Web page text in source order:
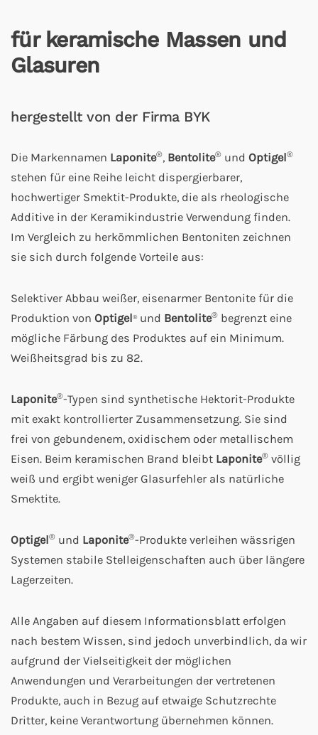
für keramische Massen und
Glasuren
hergestellt von der Firma BYK
Die Markennamen Laponite®, Bentolite® und Optigel®
stehen für eine Reihe leicht dispergierbarer,
hochwertiger Smektit-Produkte, die als rheologische
Additive in der Keramikindustrie Verwendung finden.
Im Vergleich zu herkömmlichen Bentoniten zeichnen
sie sich durch folgende Vorteile aus:
Selektiver Abbau weißer, eisenarmer Bentonite für die
Produktion von Optigel® und Bentolite® begrenzt eine
mögliche Färbung des Produktes auf ein Minimum.
Weißheitsgrad bis zu 82.
Laponite®-Typen sind synthetische Hektorit-Produkte
mit exakt kontrollierter Zusammensetzung. Sie sind
frei von gebundenem, oxidischem oder metallischem
Eisen. Beim keramischen Brand bleibt Laponite® völlig
weiß und ergibt weniger Glasurfehler als natürliche
Smektite.
Optigel® und Laponite®-Produkte verleihen wässrigen
Systemen stabile Stelleigenschaften auch über längere
Lagerzeiten.
Alle Angaben auf diesem Informationsblatt erfolgen
nach bestem Wissen, sind jedoch unverbindlich, da wir
aufgrund der Vielseitigkeit der möglichen
Anwendungen und Verarbeitungen der vertretenen
Produkte, auch in Bezug auf etwaige Schutzrechte
Dritter, keine Verantwortung übernehmen können.